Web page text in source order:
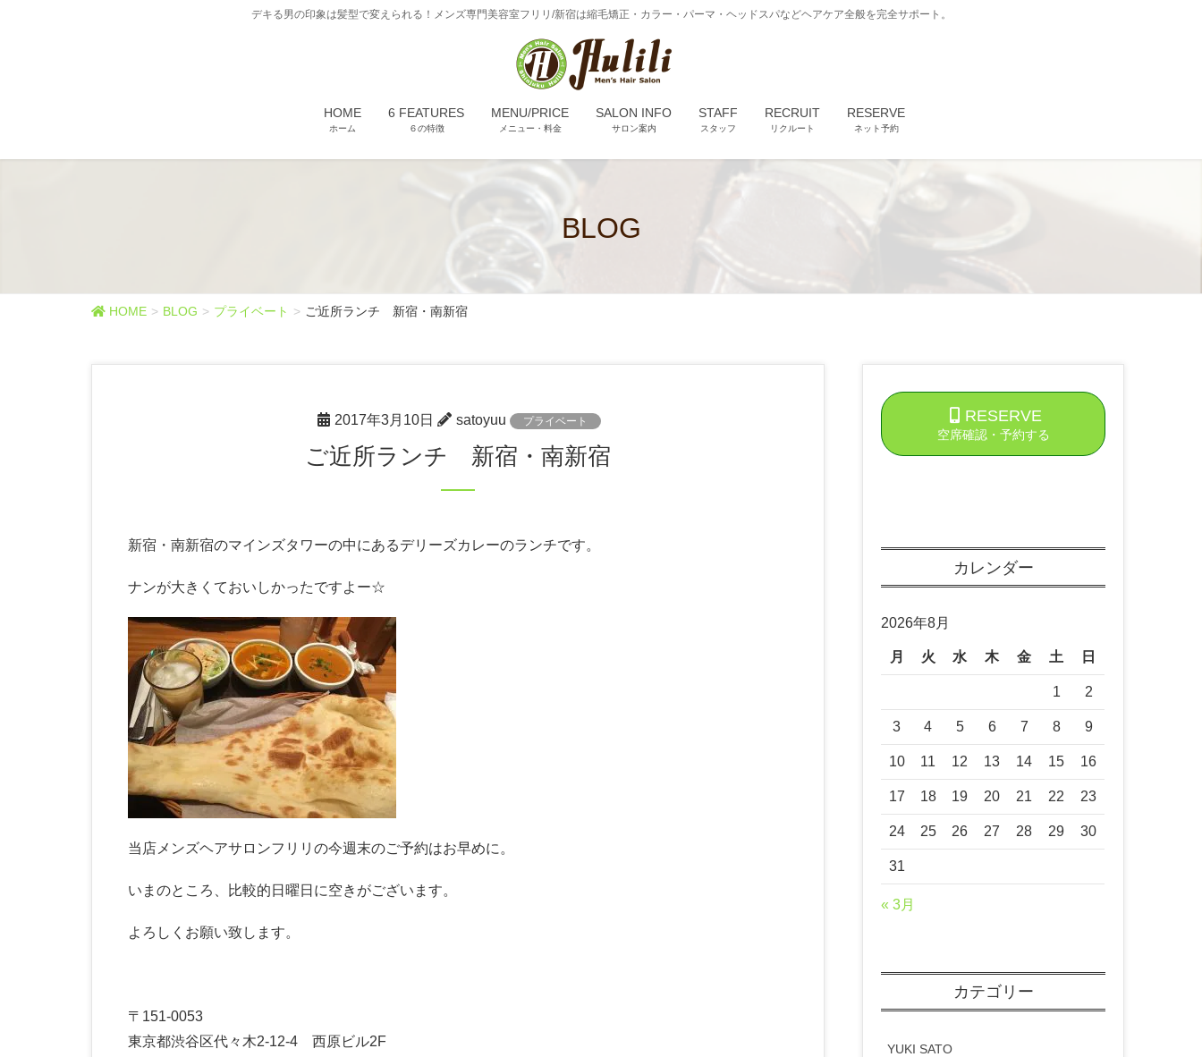
デキる男の印象は髪型で変えられる！メンズ専門美容室フリリ/新宿は縮毛矯正・カラー・パーマ・ヘッドスパなどヘアケア全般を完全サポート。
HOME
ホーム
6 FEATURES
６の特徴
MENU/PRICE
メニュー・料金
SALON INFO
サロン案内
STAFF
スタッフ
RECRUIT
リクルート
RESERVE
ネット予約
BLOG
HOME BLOG プライベート ご近所ランチ 新宿・南新宿
2017年3月10日 satoyuu プライベート
ご近所ランチ 新宿・南新宿
新宿・南新宿のマインズタワーの中にあるデリーズカレーのランチです。
ナンが大きくておいしかったですよー☆
当店メンズヘアサロンフリリの今週末のご予約はお早めに。
いまのところ、比較的日曜日に空きがございます。
よろしくお願い致します。
〒151-0053
東京都渋谷区代々木2-12-4 西原ビル2F
RESERVE
空席確認・予約する
カレンダー
2026年8月
月 火 水 木 金 土 日
1 2
3 4 5 6 7 8 9
10 11 12 13 14 15 16
17 18 19 20 21 22 23
24 25 26 27 28 29 30
31
« 3月
カテゴリー
YUKI SATO